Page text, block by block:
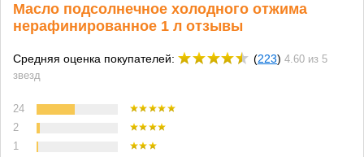
Масло подсолнечное холодного отжима
нерафинированное 1 л отзывы
Средняя оценка покупателей: (223)4.60 из 5
звезд
24
2
1